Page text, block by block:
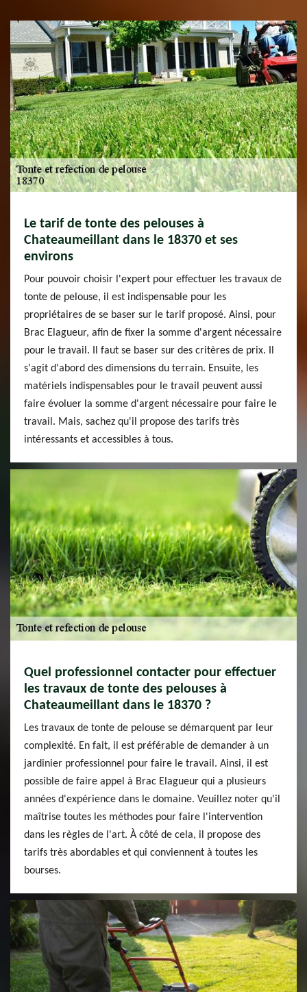
Le tarif de tonte des pelouses à
Chateaumeillant dans le 18370 et ses
environs
Pour pouvoir choisir l'expert pour effectuer les travaux de
tonte de pelouse, il est indispensable pour les
propriétaires de se baser sur le tarif proposé. Ainsi, pour
Brac Elagueur, afin de fixer la somme d'argent nécessaire
pour le travail. Il faut se baser sur des critères de prix. Il
s'agit d'abord des dimensions du terrain. Ensuite, les
matériels indispensables pour le travail peuvent aussi
faire évoluer la somme d'argent nécessaire pour faire le
travail. Mais, sachez qu'il propose des tarifs très
intéressants et accessibles à tous.
Quel professionnel contacter pour effectuer
les travaux de tonte des pelouses à
Chateaumeillant dans le 18370 ?
Les travaux de tonte de pelouse se démarquent par leur
complexité. En fait, il est préférable de demander à un
jardinier professionnel pour faire le travail. Ainsi, il est
possible de faire appel à Brac Elagueur qui a plusieurs
années d'expérience dans le domaine. Veuillez noter qu'il
maîtrise toutes les méthodes pour faire l'intervention
dans les règles de l'art. À côté de cela, il propose des
tarifs très abordables et qui conviennent à toutes les
bourses.